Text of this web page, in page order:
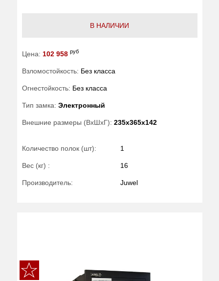
В НАЛИЧИИ
Цена: 102 958 руб
Взломостойкость: Без класса
Огнестойкость: Без класса
Тип замка: Электронный
Внешние размеры (ВхШхГ): 235x365x142
Количество полок (шт): 1
Вес (кг) : 16
Производитель: Juwel